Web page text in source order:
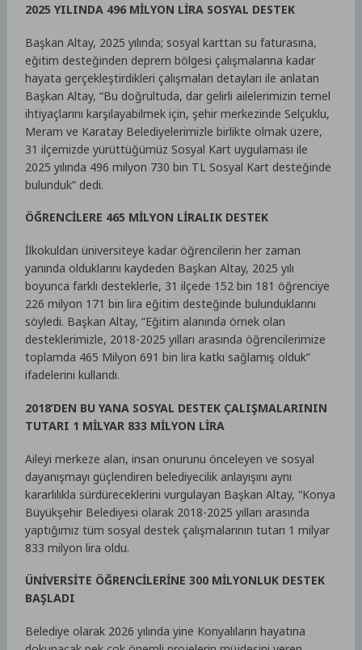
2025 YILINDA 496 MİLYON LİRA SOSYAL DESTEK
Başkan Altay, 2025 yılında; sosyal karttan su faturasına,
eğitim desteğinden deprem bölgesi çalışmalarına kadar
hayata gerçekleştirdikleri çalışmaları detayları ile anlatan
Başkan Altay, “Bu doğrultuda, dar gelirli ailelerimizin temel
ihtiyaçlarını karşılayabilmek için, şehir merkezinde Selçuklu,
Meram ve Karatay Belediyelerimizle birlikte olmak üzere,
31 ilçemizde yürüttüğümüz Sosyal Kart uygulaması ile
2025 yılında 496 milyon 730 bin TL Sosyal Kart desteğinde
bulunduk” dedi.
ÖĞRENCİLERE 465 MİLYON LİRALIK DESTEK
İlkokuldan üniversiteye kadar öğrencilerin her zaman
yanında olduklarını kaydeden Başkan Altay, 2025 yılı
boyunca farklı desteklerle, 31 ilçede 152 bin 181 öğrenciye
226 milyon 171 bin lira eğitim desteğinde bulunduklarını
söyledi. Başkan Altay, “Eğitim alanında örnek olan
desteklerimizle, 2018-2025 yılları arasında öğrencilerimize
toplamda 465 Milyon 691 bin lira katkı sağlamış olduk”
ifadelerini kullandı.
2018’DEN BU YANA SOSYAL DESTEK ÇALIŞMALARININ
TUTARI 1 MİLYAR 833 MİLYON LİRA
Aileyi merkeze alan, insan onurunu önceleyen ve sosyal
dayanışmayı güçlendiren belediyecilik anlayışını aynı
kararlılıkla sürdüreceklerini vurgulayan Başkan Altay, “Konya
Büyükşehir Belediyesi olarak 2018-2025 yılları arasında
yaptığımız tüm sosyal destek çalışmalarının tutarı 1 milyar
833 milyon lira oldu.
ÜNİVERSİTE ÖĞRENCİLERİNE 300 MİLYONLUK DESTEK
BAŞLADI
Belediye olarak 2026 yılında yine Konyalıların hayatına